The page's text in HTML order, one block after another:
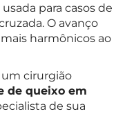
para casos de
O avanço
harmônicos ao
um cirurgião
de queixo em
de sua